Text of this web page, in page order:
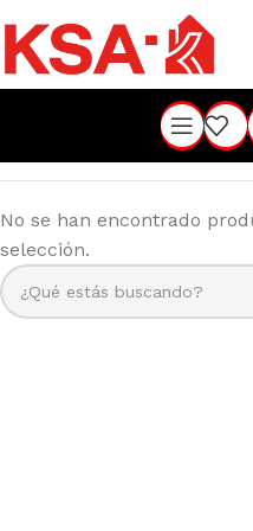
No se han encontrado
selección.